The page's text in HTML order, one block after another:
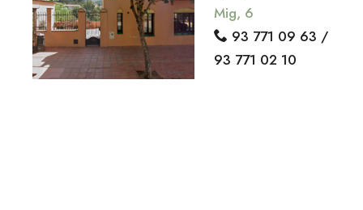
Mig, 6
93 771 09 63 /
93 771 02 10